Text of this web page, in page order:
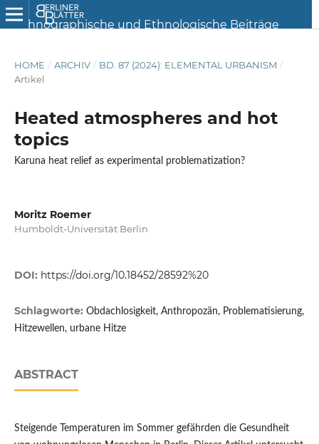
HOME / ARCHIV / BD. 87 (2024): ELEMENTAL URBANISM /
Artikel
Heated atmospheres and hot
topics
Karuna heat relief as experimental problematization?
Moritz Roemer
Humboldt-Universität Berlin
DOI: https://doi.org/10.18452/28592%20
Schlagworte: Obdachlosigkeit, Anthropozän, Problematisierung,
Hitzewellen, urbane Hitze
ABSTRACT
Steigende Temperaturen im Sommer gefährden die Gesundheit